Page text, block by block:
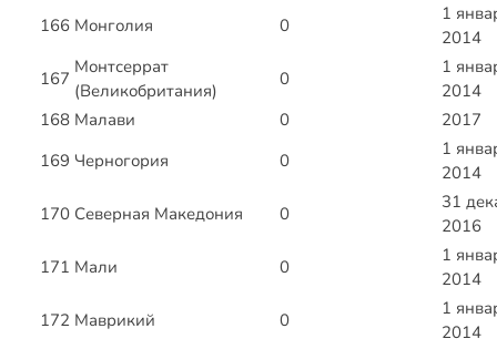
166 Монголия 0
1
2014
167
Монтсеррат
(Великобритания)
0
1
2014
168 Малави 0
2017
169 Черногория 0
1
2014
170 Северная Македония 0
31
2016
171 Мали 0
1
2014
172 Маврикий 0
1
2014